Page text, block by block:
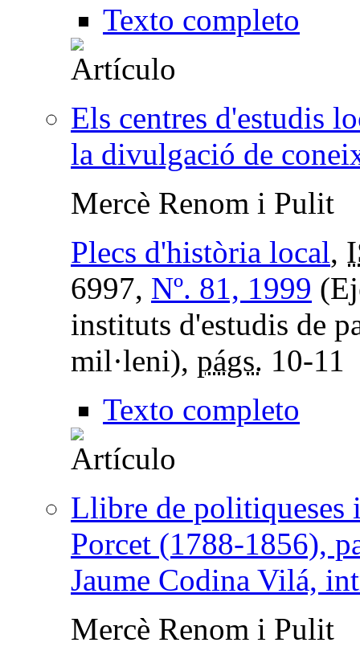
Texto completo
Els centres d'estudis
la divulgació de
Mercè Renom i Pulit
Plecs d'història local,
6997, Nº. 81, 1999
instituts d'estudis de
mil·leni), págs. 10-11
Texto completo
Llibre de politiqueses
Porcet (1788-1856),
Jaume Codina Vilá,
Mercè Renom i Pulit